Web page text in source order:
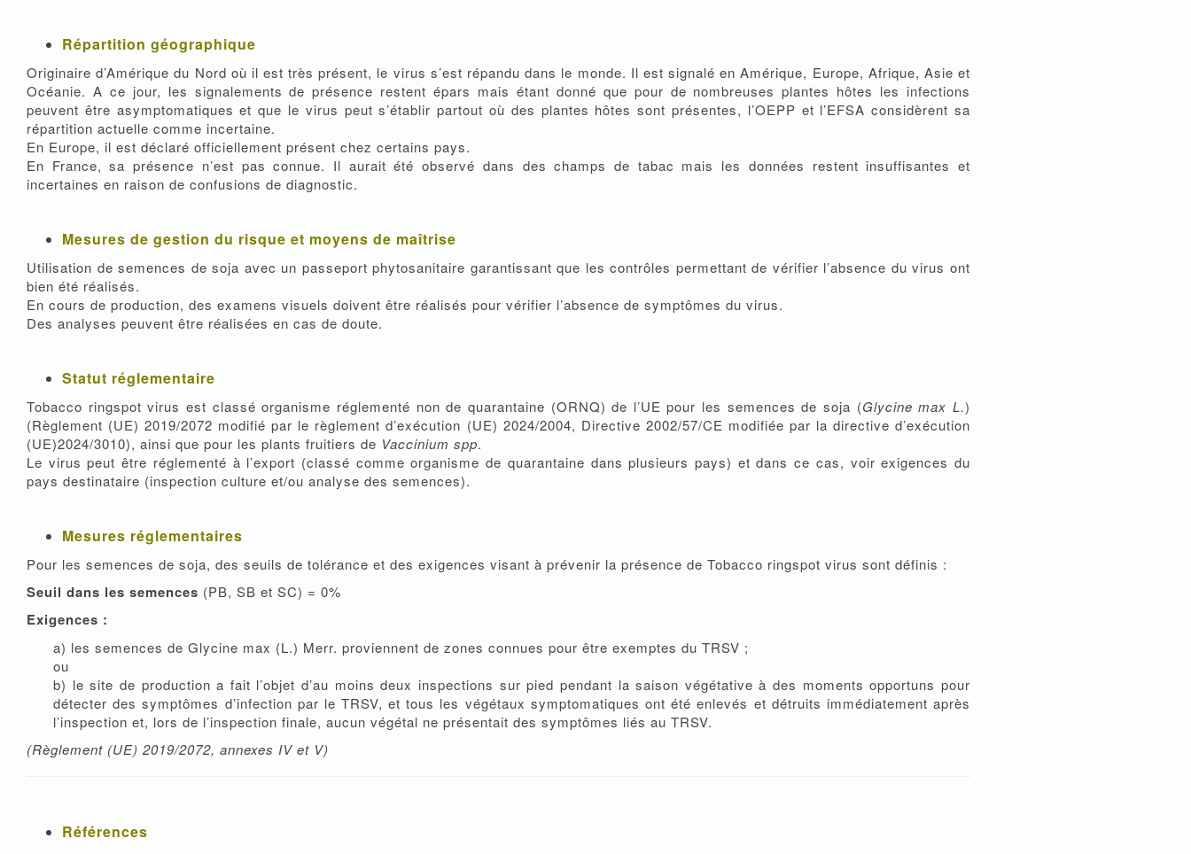
Répartition géographique
Originaire d’Amérique du Nord où il est très présent, le virus s’est répandu dans le monde. Il est signalé en Amérique, Europe, Afrique, Asie et
Océanie. A ce jour, les signalements de présence restent épars mais étant donné que pour de nombreuses plantes hôtes les infections
peuvent être asymptomatiques et que le virus peut s’établir partout où des plantes hôtes sont présentes, l’OEPP et l’EFSA considèrent sa
répartition actuelle comme incertaine.
En Europe, il est déclaré officiellement présent chez certains pays.
En France, sa présence n’est pas connue. Il aurait été observé dans des champs de tabac mais les données restent insuffisantes et
incertaines en raison de confusions de diagnostic.
Mesures de gestion du risque et moyens de maîtrise
Utilisation de semences de soja avec un passeport phytosanitaire garantissant que les contrôles permettant de vérifier l’absence du virus ont
bien été réalisés.
En cours de production, des examens visuels doivent être réalisés pour vérifier l’absence de symptômes du virus.
Des analyses peuvent être réalisées en cas de doute.
Statut réglementaire
Tobacco ringspot virus est classé organisme réglementé non de quarantaine (ORNQ) de l’UE pour les semences de soja (Glycine max L.)
(Règlement (UE) 2019/2072 modifié par le règlement d’exécution (UE) 2024/2004, Directive 2002/57/CE modifiée par la directive d’exécution
(UE)2024/3010), ainsi que pour les plants fruitiers de Vaccinium spp.
Le virus peut être réglementé à l’export (classé comme organisme de quarantaine dans plusieurs pays) et dans ce cas, voir exigences du
pays destinataire (inspection culture et/ou analyse des semences).
Mesures réglementaires
Pour les semences de soja, des seuils de tolérance et des exigences visant à prévenir la présence de Tobacco ringspot virus sont définis :
Seuil dans les semences (PB, SB et SC) = 0%
Exigences :
a) les semences de Glycine max (L.) Merr. proviennent de zones connues pour être exemptes du TRSV ;
ou
b) le site de production a fait l’objet d’au moins deux inspections sur pied pendant la saison végétative à des moments opportuns pour
détecter des symptômes d’infection par le TRSV, et tous les végétaux symptomatiques ont été enlevés et détruits immédiatement après
l’inspection et, lors de l’inspection finale, aucun végétal ne présentait des symptômes liés au TRSV.
(Règlement (UE) 2019/2072, annexes IV et V)
Références